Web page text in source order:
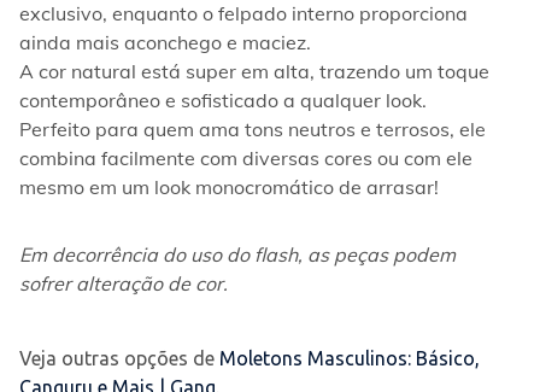
exclusivo, enquanto o felpado interno proporciona
ainda mais aconchego e maciez.
A cor natural está super em alta, trazendo um toque
contemporâneo e sofisticado a qualquer look.
Perfeito para quem ama tons neutros e terrosos, ele
combina facilmente com diversas cores ou com ele
mesmo em um look monocromático de arrasar!
Em decorrência do uso do flash, as peças podem
sofrer alteração de cor.
Veja outras opções de Moletons Masculinos: Básico,
Canguru e Mais | Gang